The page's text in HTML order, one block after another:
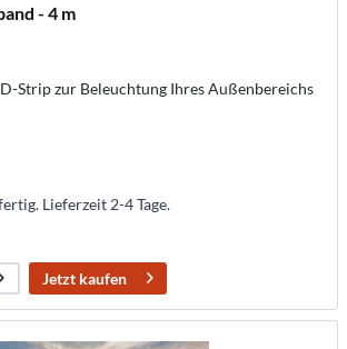
- 4 m
Strip zur Beleuchtung Ihres Außenbereichs
Lieferzeit 2-4 Tage.
Jetzt kaufen